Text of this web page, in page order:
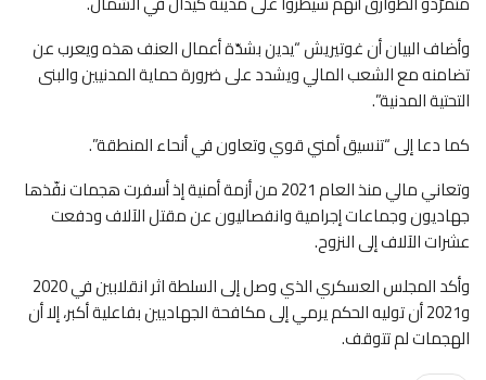
وأضاف البيان أن غوتيريش “يدين بشدّة أعمال العنف هذه ويعرب عن
تضامنه مع الشعب المالي ويشدد على ضرورة حماية المدنيين والبنى
التحتية المدنية”.
كما دعا إلى “تنسيق أمني قوي وتعاون في أنحاء المنطقة”.
وتعاني مالي منذ العام 2021 من أزمة أمنية إذ أسفرت هجمات نفّذها
جهاديون وجماعات إجرامية وانفصاليون عن مقتل الآلاف ودفعت
عشرات الآلاف إلى النزوح.
وأكد المجلس العسكري الذي وصل إلى السلطة اثر انقلابين في 2020
و2021 أن توليه الحكم يرمي إلى مكافحة الجهاديين بفاعلية أكبر، إلا أن
الهجمات لم تتوقف.